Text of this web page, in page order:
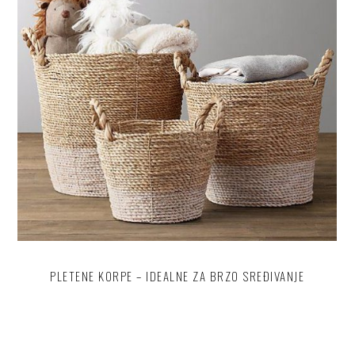
PLETENE KORPE – IDEALNE ZA BRZO SREĐIVANJE